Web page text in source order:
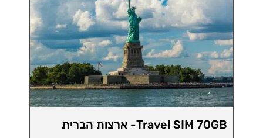
Travel SIM 70GB- ארצות הברית